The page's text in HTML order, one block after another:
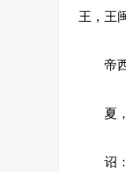
王，王
帝西
夏，
诏："